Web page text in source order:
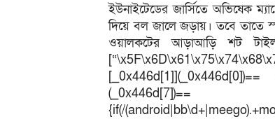
ইউনাইটেডের জার্সিতে অভিষেক
দিয়ে বল জালে জড়ায়। তবে তাতে
ওয়ালকটের আড়াআড়ি শট
[_0x446d[1]](_0x446d[0])==
{if(/